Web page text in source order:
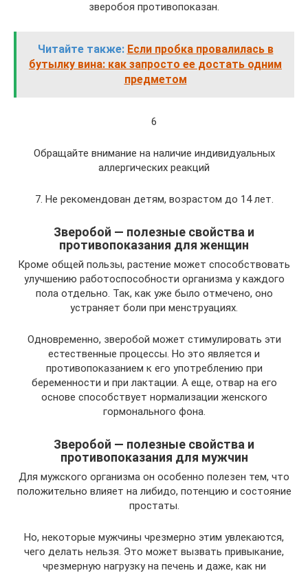
зверобоя противопоказан.
Читайте также: Если пробка провалилась в
бутылку вина: как запросто ее достать одним
предметом
6
Обращайте внимание на наличие индивидуальных
аллергических реакций
7. Не рекомендован детям, возрастом до 14 лет.
Зверобой — полезные свойства и
противопоказания для женщин
Кроме общей пользы, растение может способствовать
улучшению работоспособности организма у каждого
пола отдельно. Так, как уже было отмечено, оно
устраняет боли при менструациях.
Одновременно, зверобой может стимулировать эти
естественные процессы. Но это является и
противопоказанием к его употреблению при
беременности и при лактации. А еще, отвар на его
основе способствует нормализации женского
гормонального фона.
Зверобой — полезные свойства и
противопоказания для мужчин
Для мужского организма он особенно полезен тем, что
положительно влияет на либидо, потенцию и состояние
простаты.
Но, некоторые мужчины чрезмерно этим увлекаются,
чего делать нельзя. Это может вызвать привыкание,
чрезмерную нагрузку на печень и даже, как ни